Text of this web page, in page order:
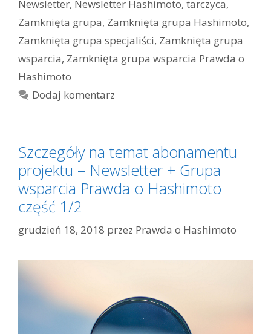
Newsletter, Newsletter Hashimoto, tarczyca,
Zamknięta grupa, Zamknięta grupa Hashimoto,
Zamknięta grupa specjaliści, Zamknięta grupa
wsparcia, Zamknięta grupa wsparcia Prawda o
Hashimoto
Dodaj komentarz
Szczegóły na temat abonamentu
projektu – Newsletter + Grupa
wsparcia Prawda o Hashimoto
część 1/2
grudzień 18, 2018 przez Prawda o Hashimoto